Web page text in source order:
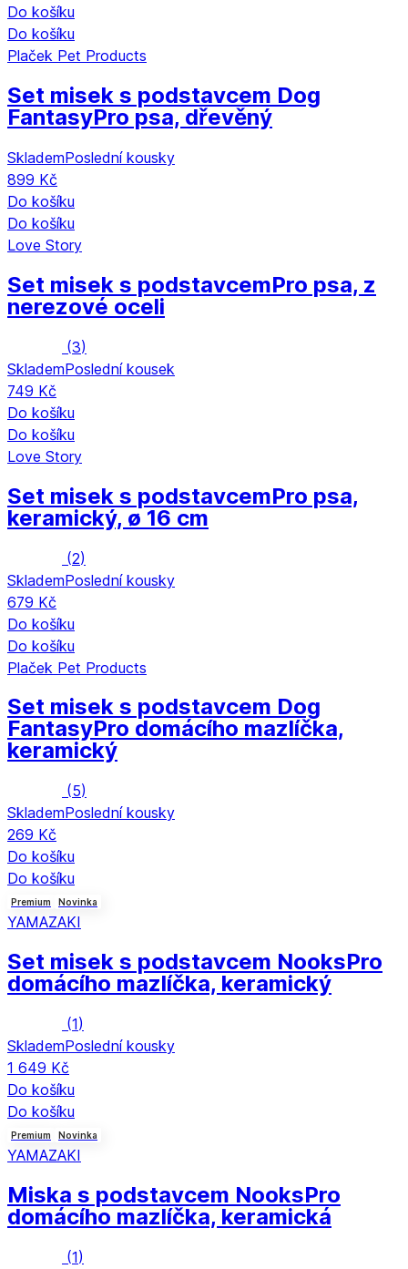
Do košíku
Do košíku
Plaček Pet Products
Set misek s podstavcem Dog
FantasyPro psa, dřevěný
SklademPoslední kousky
899 Kč
Do košíku
Do košíku
Love Story
Set misek s podstavcemPro psa, z
nerezové oceli
(3)
SklademPoslední kousek
749 Kč
Do košíku
Do košíku
Love Story
Set misek s podstavcemPro psa,
keramický, ø 16 cm
(2)
SklademPoslední kousky
679 Kč
Do košíku
Do košíku
Plaček Pet Products
Set misek s podstavcem Dog
FantasyPro domácího mazlíčka,
keramický
(5)
SklademPoslední kousky
269 Kč
Do košíku
Do košíku
Premium Novinka
YAMAZAKI
Set misek s podstavcem NooksPro
domácího mazlíčka, keramický
(1)
SklademPoslední kousky
1 649 Kč
Do košíku
Do košíku
Premium Novinka
YAMAZAKI
Miska s podstavcem NooksPro
domácího mazlíčka, keramická
(1)